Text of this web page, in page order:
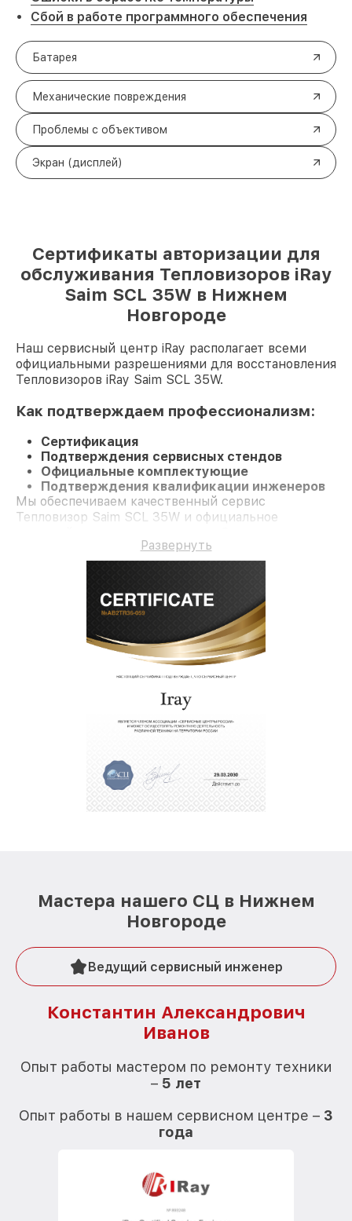
Сбой в работе программного обеспечения
Батарея
Механические повреждения
Проблемы с объективом
Экран (дисплей)
Сертификаты авторизации для
обслуживания Тепловизоров iRay
Saim SCL 35W в Нижнем
Новгороде
Наш сервисный центр iRay располагает всеми
официальными разрешениями для восстановления
Тепловизоров iRay Saim SCL 35W.
Как подтверждаем профессионализм:
Сертификация
Подтверждения сервисных стендов
Официальные комплектующие
Подтверждения квалификации инженеров
Мы обеспечиваем качественный сервис
Тепловизор Saim SCL 35W и официальное
Развернуть
Мастера нашего СЦ в Нижнем
Новгороде
Ведущий сервисный инженер
Константин Александрович
Иванов
Опыт работы мастером по ремонту техники
– 5 лет
Опыт работы в нашем сервисном центре – 3
года